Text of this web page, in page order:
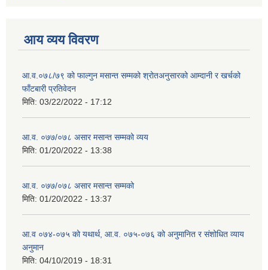
आय व्यय विवरण
आ.व.०७८/७९ को फाल्गुन मसान्त सम्मको श्रोतअनुसारको आम्दानी र खर्चको
फाँटबारी प्रतिवेदन
मिति: 03/22/2022 - 17:12
आ.व. ०७७/०७८ असार मसान्त सम्मको व्यय
मिति: 01/20/2022 - 13:38
आ.व. ०७७/०७८ असार मसान्त सम्मको
मिति: 01/20/2022 - 13:37
आ.व ०७४-०७५ को यथार्थ, आ.व. ०७५-०७६ को अनुमानित र संशोधित व्याय
अनुमान
मिति: 04/10/2019 - 18:31